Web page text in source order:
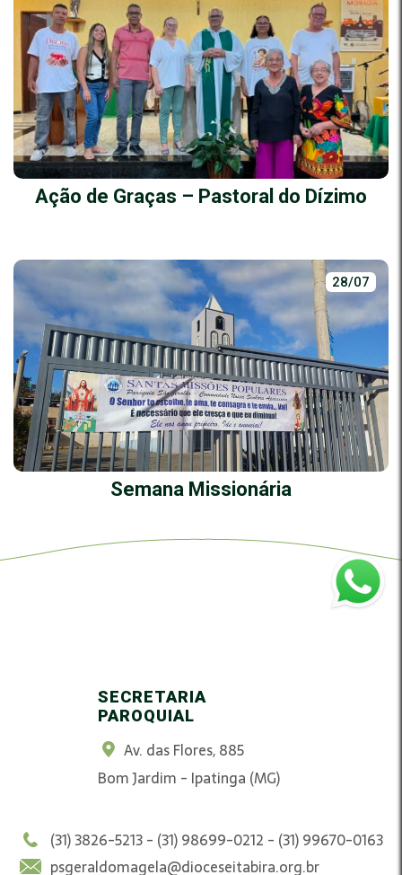
Ação de Graças – Pastoral do Dízimo
28/07
Semana Missionária
SECRETARIA
PAROQUIAL
Av. das Flores, 885
Bom Jardim - Ipatinga (MG)
(31) 3826-5213 - (31) 98699-0212 - (31) 99670-0163
psgeraldomagela@dioceseitabira.org.br